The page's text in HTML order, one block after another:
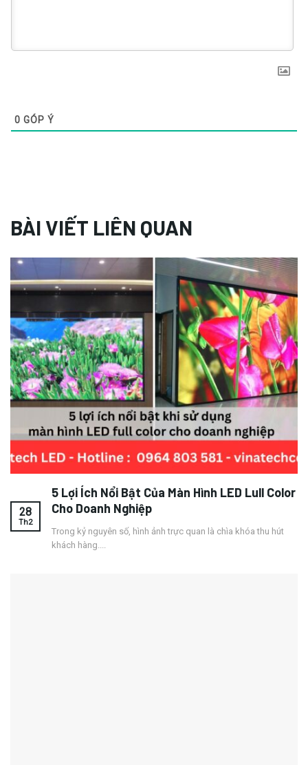
0 GÓP Ý
BÀI VIẾT LIÊN QUAN
5 Lợi Ích Nổi Bật Của Màn Hình LED Lull Color
Cho Doanh Nghiệp
Trong kỷ nguyên số, hình ảnh trực quan là chìa khóa thu hút
khách hàng....
28
Th2